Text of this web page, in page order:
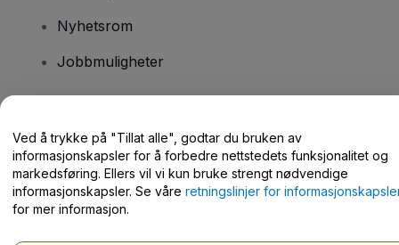
Nyhetsrom
Jobbmuligheter
Hjelpesenter / kontakt oss
Ved å trykke på "Tillat alle", godtar du bruken av
informasjonskapsler for å forbedre nettstedets funksjonalitet og
markedsføring. Ellers vil vi kun bruke strengt nødvendige
informasjonskapsler. Se våre retningslinjer for
for mer informasjon.